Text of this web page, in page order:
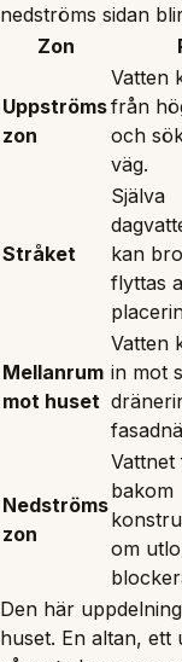
nedströms sidan
Zon
Uppströms
zon
Vatten
från
och
väg.
Stråket
Själva
kan
flyttas
Mellanrum
mot huset
Vatten
in mot
Nedströms
zon
Vattnet
bakom
om
Den här
huset. En altan,